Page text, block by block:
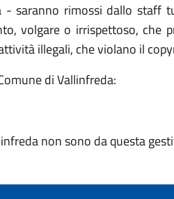
saranno rimossi dallo
volgare o irrispettoso,
illegali, che violano il
di Vallinfreda:
non sono da questa